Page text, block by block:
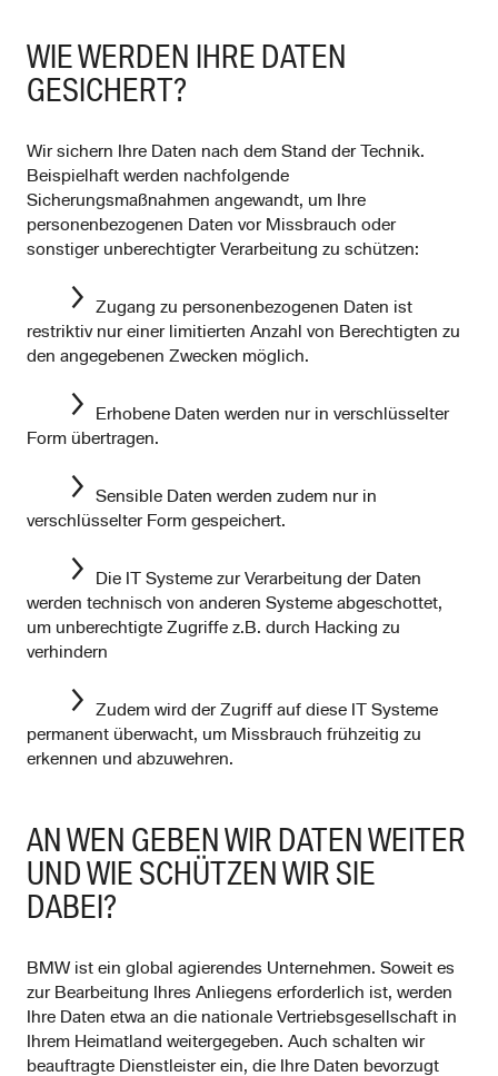
WIE WERDEN IHRE DATEN
GESICHERT?
Wir sichern Ihre Daten nach dem Stand der Technik.
Beispielhaft werden nachfolgende
Sicherungsmaßnahmen angewandt, um Ihre
personenbezogenen Daten vor Missbrauch oder
sonstiger unberechtigter Verarbeitung zu schützen:
Zugang zu personenbezogenen Daten ist
restriktiv nur einer limitierten Anzahl von Berechtigten zu
den angegebenen Zwecken möglich.
Erhobene Daten werden nur in verschlüsselter
Form übertragen.
Sensible Daten werden zudem nur in
verschlüsselter Form gespeichert.
Die IT Systeme zur Verarbeitung der Daten
werden technisch von anderen Systeme abgeschottet,
um unberechtigte Zugriffe z.B. durch Hacking zu
verhindern
Zudem wird der Zugriff auf diese IT Systeme
permanent überwacht, um Missbrauch frühzeitig zu
erkennen und abzuwehren.
AN WEN GEBEN WIR DATEN WEITER
UND WIE SCHÜTZEN WIR SIE
DABEI?
BMW ist ein global agierendes Unternehmen. Soweit es
zur Bearbeitung Ihres Anliegens erforderlich ist, werden
Ihre Daten etwa an die nationale Vertriebsgesellschaft in
Ihrem Heimatland weitergegeben. Auch schalten wir
beauftragte Dienstleister ein, die Ihre Daten bevorzugt